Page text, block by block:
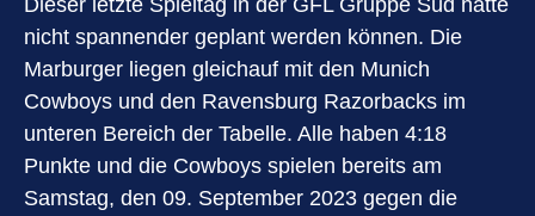
nicht spannender geplant werden können. Die
Marburger liegen gleichauf mit den Munich
Cowboys und den Ravensburg Razorbacks im
unteren Bereich der Tabelle. Alle haben 4:18
Punkte und die Cowboys spielen bereits am
Samstag, den 09. September 2023 gegen die